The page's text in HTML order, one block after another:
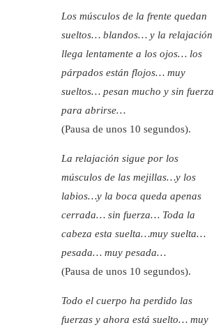
Los músculos de la frente quedan
sueltos… blandos… y la relajación
llega lentamente a los ojos… los
párpados están flojos… muy
sueltos… pesan mucho y sin fuerza
para abrirse…
(Pausa de unos 10 segundos).
La relajación sigue por los
músculos de las mejillas…y los
labios…y la boca queda apenas
cerrada… sin fuerza… Toda la
cabeza esta suelta…muy suelta…
pesada… muy pesada…
(Pausa de unos 10 segundos).
Todo el cuerpo ha perdido las
fuerzas y ahora está suelto… muy